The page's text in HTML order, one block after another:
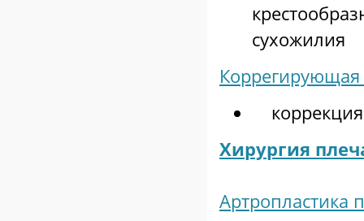
сухожилия
Коррегирующая
коррекция
Хирургия
Артропластика